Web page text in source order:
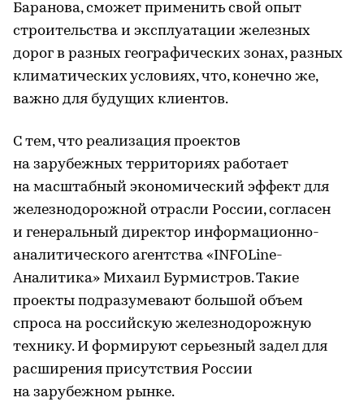
Баранова, сможет применить свой опыт
строительства и эксплуатации железных
дорог в разных географических зонах, разных
климатических условиях, что, конечно же,
важно для будущих клиентов.
С тем, что реализация проектов
на зарубежных территориях работает
на масштабный экономический эффект для
железнодорожной отрасли России, согласен
и генеральный директор информационно-
аналитического агентства «INFOLine-
Аналитика» Михаил Бурмистров. Такие
проекты подразумевают большой объем
спроса на российскую железнодорожную
технику. И формируют серьезный задел для
расширения присутствия России
на зарубежном рынке.